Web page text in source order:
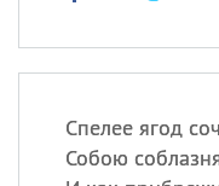
Спелее ягод
Собою